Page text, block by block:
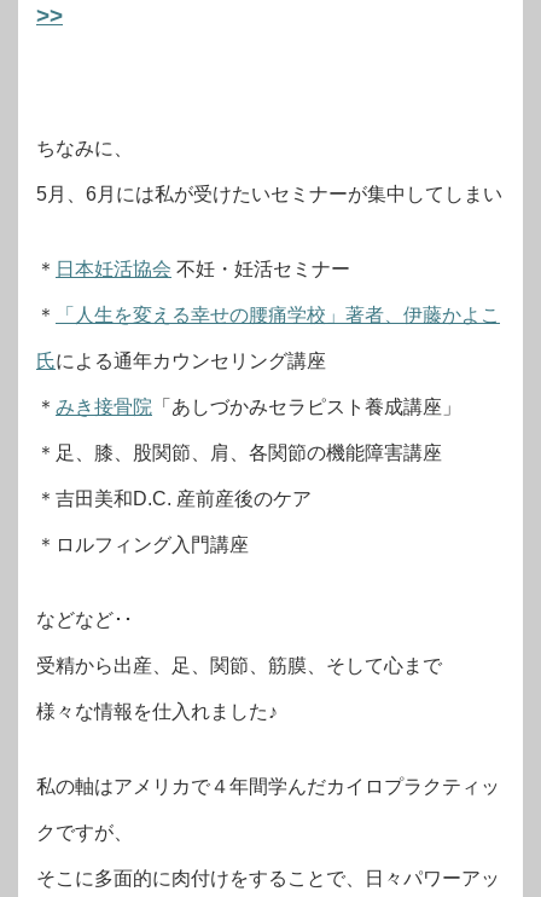
>>
ちなみに、
5月、6月には私が受けたいセミナーが集中してしまい
＊ 日本妊活協会 不妊・妊活セミナー
＊ 「人生を変える幸せの腰痛学校」著者、伊藤かよこ
氏による通年カウンセリング講座
＊ みき接骨院 「あしづかみセラピスト養成講座」
＊足、膝、股関節、肩、各関節の機能障害講座
＊吉田美和D.C. 産前産後のケア
＊ロルフィング入門講座
などなど･･
受精から出産、足、関節、筋膜、そして心まで
様々な情報を仕入れました♪
私の軸はアメリカで４年間学んだカイロプラクティッ
クですが、
そこに多面的に肉付けをすることで、日々パワーアッ